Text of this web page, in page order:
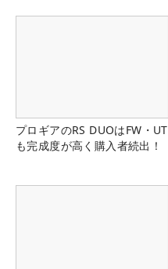
プロギアのRS DUOはFW・UT
も完成度が高く購入者続出！